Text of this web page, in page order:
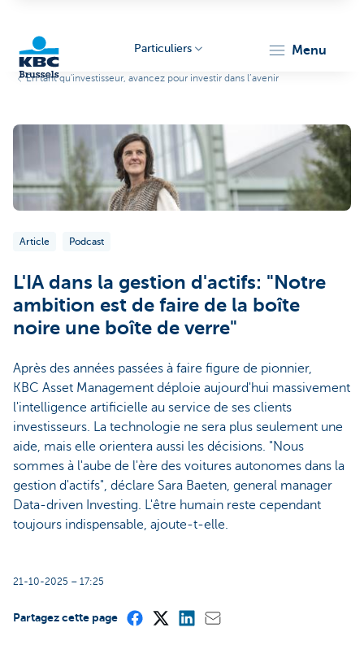
Brussels
Particuliers menu
En tant qu'investisseur, avancez pour investir dans l’avenir
Article Podcast
L'IA dans la gestion d'actifs: "Notre
ambition est de faire de la boîte
noire une boîte de verre"
Après des années passées à faire figure de pionnier,
KBC Asset Management déploie aujourd'hui massivement
l'intelligence artificielle au service de ses clients
investisseurs. La technologie ne sera plus seulement une
aide, mais elle orientera aussi les décisions. "Nous
sommes à l'aube de l'ère des voitures autonomes dans la
gestion d'actifs", déclare Sara Baeten, general manager
Data-driven Investing. L'être humain reste cependant
toujours indispensable, ajoute-t-elle.
21-10-2025 – 17:25
Partagez cette page